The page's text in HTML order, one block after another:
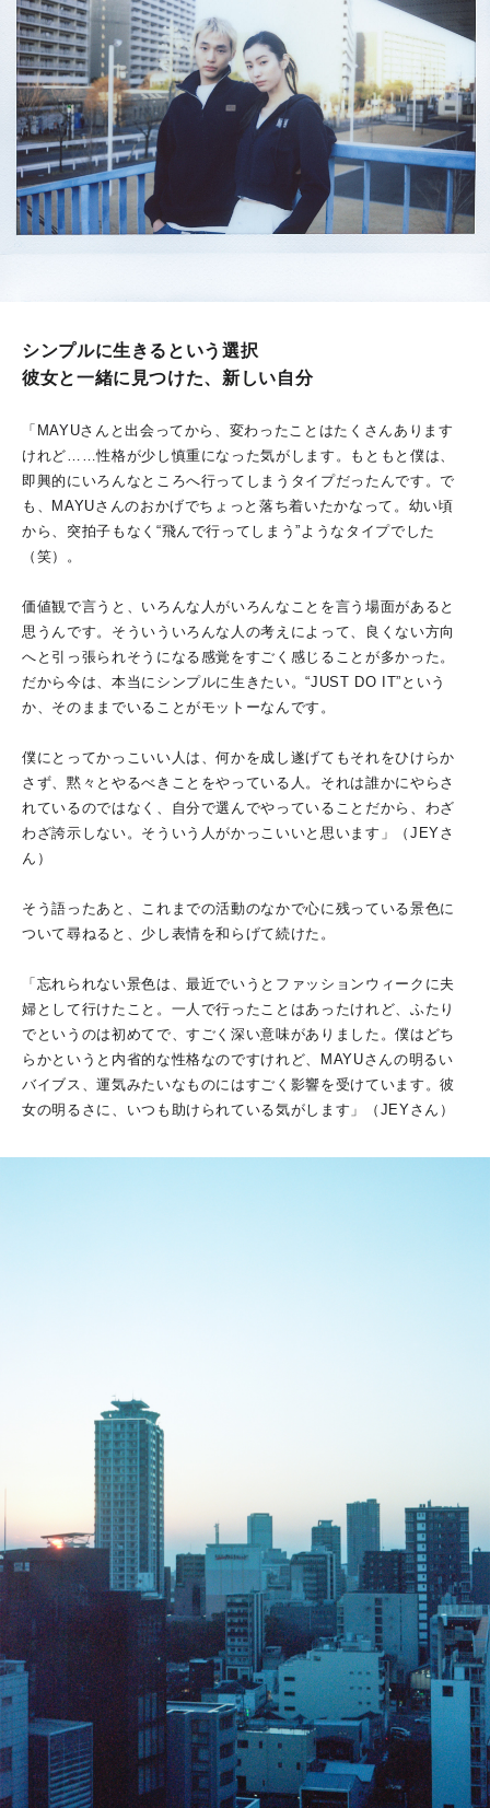
シンプルに生きるという選択
彼女と一緒に見つけた、新しい自分
「MAYUさんと出会ってから、変わったことはたくさんあります
けれど……性格が少し慎重になった気がします。もともと僕は、
即興的にいろんなところへ行ってしまうタイプだったんです。で
も、MAYUさんのおかげでちょっと落ち着いたかなって。幼い頃
から、突拍子もなく“飛んで行ってしまう”ようなタイプでした
（笑）。
価値観で言うと、いろんな人がいろんなことを言う場面があると
思うんです。そういういろんな人の考えによって、良くない方向
へと引っ張られそうになる感覚をすごく感じることが多かった。
だから今は、本当にシンプルに生きたい。“JUST DO IT”という
か、そのままでいることがモットーなんです。
僕にとってかっこいい人は、何かを成し遂げてもそれをひけらか
さず、黙々とやるべきことをやっている人。それは誰かにやらさ
れているのではなく、自分で選んでやっていることだから、わざ
わざ誇示しない。そういう人がかっこいいと思います」（JEYさ
ん）
そう語ったあと、これまでの活動のなかで心に残っている景色に
ついて尋ねると、少し表情を和らげて続けた。
「忘れられない景色は、最近でいうとファッションウィークに夫
婦として行けたこと。一人で行ったことはあったけれど、ふたり
でというのは初めてで、すごく深い意味がありました。僕はどち
らかというと内省的な性格なのですけれど、MAYUさんの明るい
バイブス、運気みたいなものにはすごく影響を受けています。彼
女の明るさに、いつも助けられている気がします」（JEYさん）